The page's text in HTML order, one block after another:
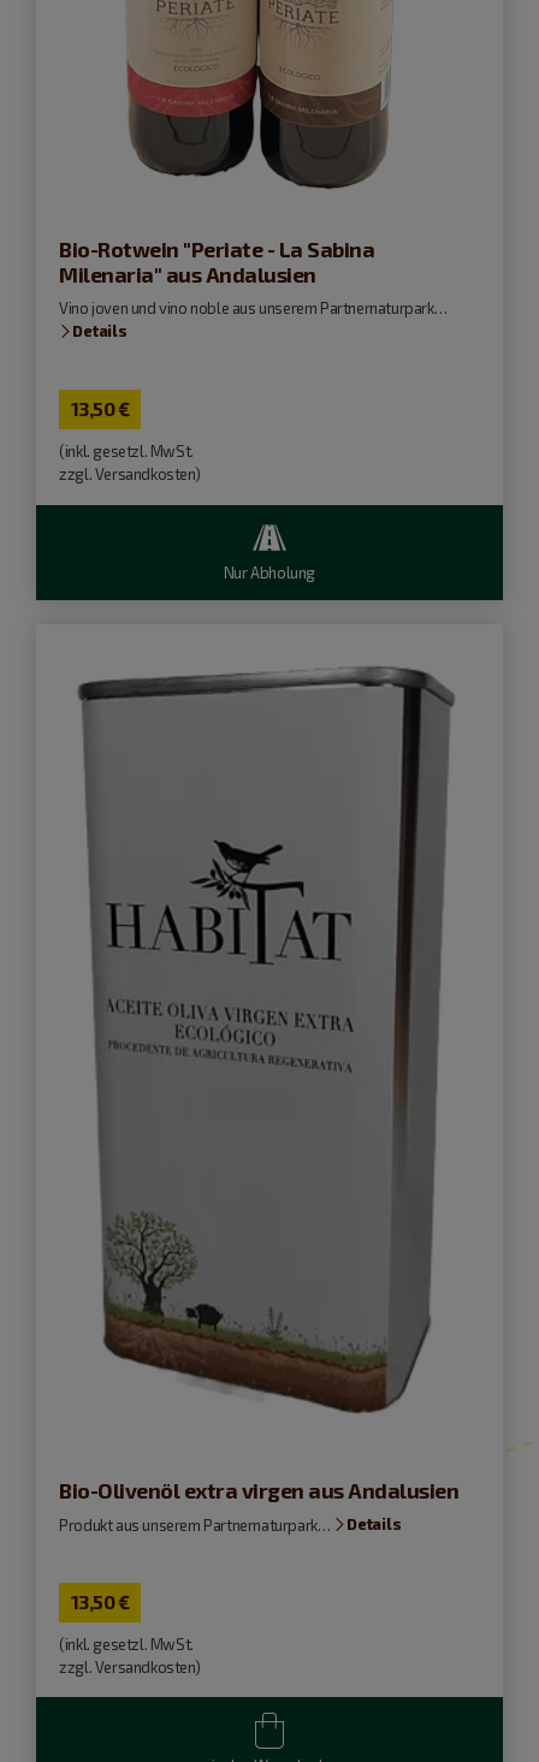
Bio-Rotwein "Periate - La Sabina
Milenaria" aus Andalusien
Vino joven und vino noble aus unserem Partnernaturpark…
Details
13,50€
(inkl. gesetzl. MwSt.
zzgl. Versandkosten)
Nur Abholung
Bio-Olivenöl extra virgen aus Andalusien
Produkt aus unserem Partnernaturpark… Details
13,50€
(inkl. gesetzl. MwSt.
zzgl. Versandkosten)